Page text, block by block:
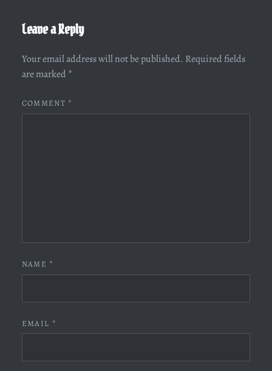
Leave a Reply
Your email address will not be published. Required fields
are marked *
COMMENT *
NAME *
EMAIL *